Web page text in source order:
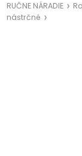
RUČNE NÁRADIE
nástrčné